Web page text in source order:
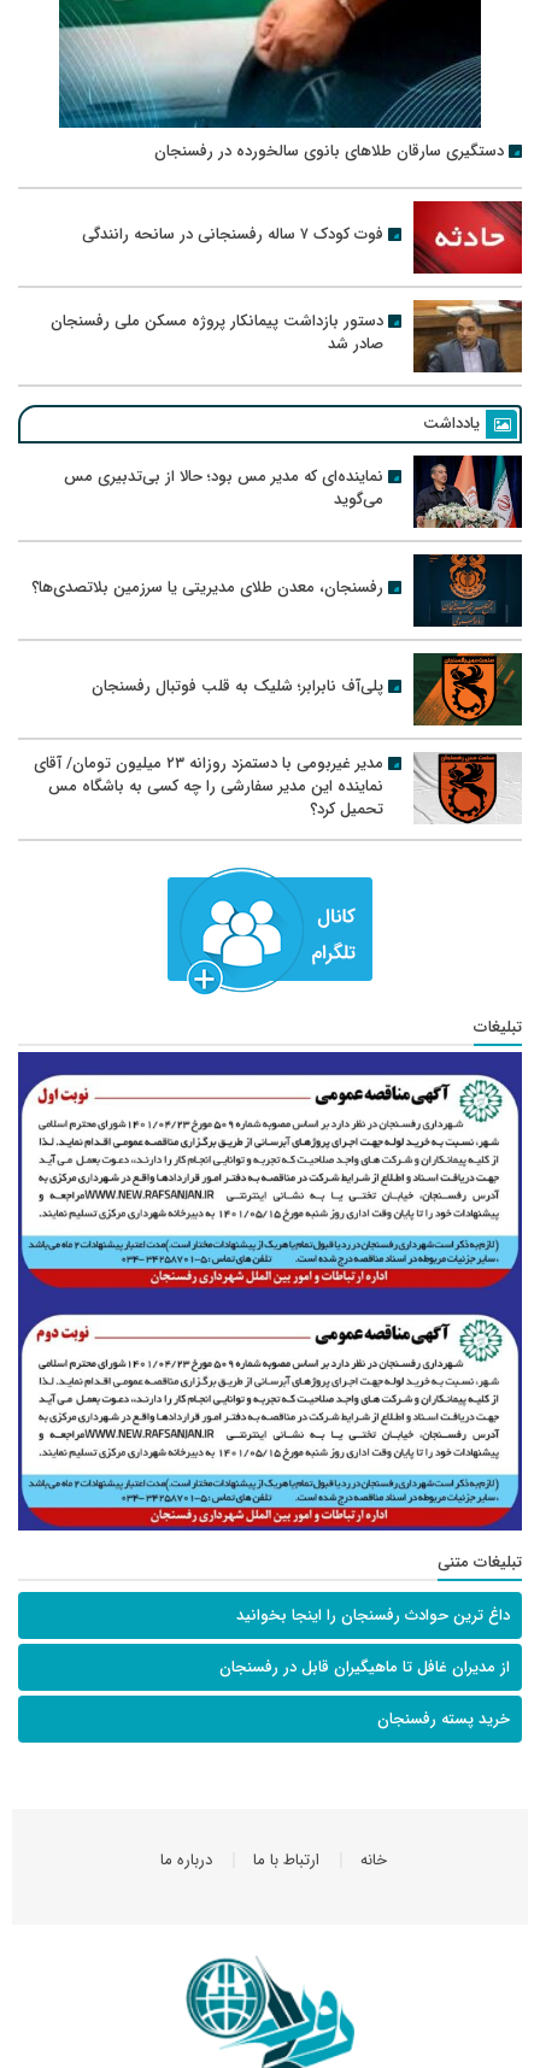
دستگیری سارقان طلاهای بانوی سالخورده در رفسنجان
فوت کودک ۷ ساله رفسنجانی در سانحه رانندگی
دستور بازداشت پیمانکار پروژه مسکن ملی رفسنجان
صادر شد
یادداشت
نماینده‌ای که مدیر مس بود؛ حالا از بی‌تدبیری مس
می‌گوید
رفسنجان، معدن طلای مدیریتی یا سرزمین بلاتصدی‌ها؟
پلی‌آف نابرابر؛ شلیک به قلب فوتبال رفسنجان
مدیر غیربومی با دستمزد روزانه ۲۳ میلیون تومان/ آقای
نماینده این مدیر سفارشی را چه کسی به باشگاه مس
تحمیل کرد؟
تبلیغات
تبلیغات متنی
داغ ترین حوادث رفسنجان را اینجا بخوانید
از مدیران غافل تا ماهیگیران قابل در رفسنجان
خرید پسته رفسنجان
خانه ارتباط با ما درباره ما